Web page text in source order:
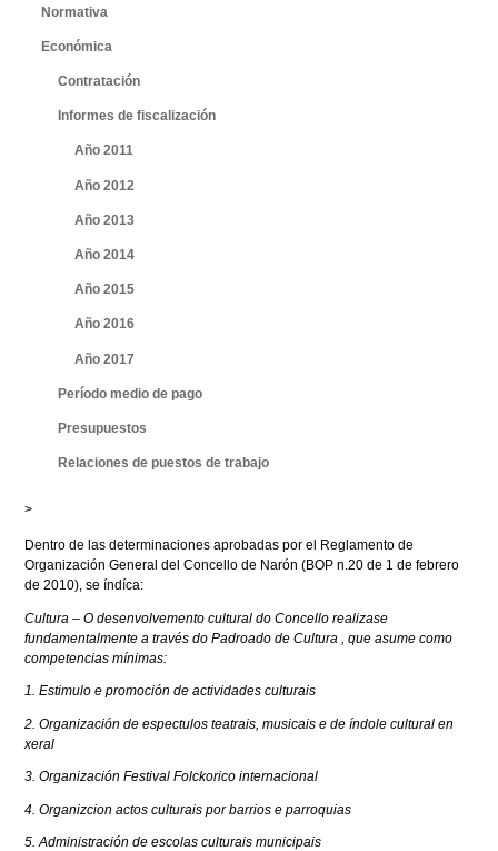
Normativa
Económica
Contratación
Informes de fiscalización
Año 2011
Año 2012
Año 2013
Año 2014
Año 2015
Año 2016
Año 2017
Período medio de pago
Presupuestos
Relaciones de puestos de trabajo
>
Dentro de las determinaciones aprobadas por el Reglamento de
Organización General del Concello de Narón (BOP n.20 de 1 de febrero
de 2010), se índíca:
Cultura – O desenvolvemento cultural do Concello realizase
fundamentalmente a través do Padroado de Cultura , que asume como
competencias mínimas:
1. Estimulo e promoción de actividades culturais
2. Organización de espectulos teatrais, musicais e de índole cultural en
xeral
3. Organización Festival Folckorico internacional
4. Organizcion actos culturais por barrios e parroquias
5. Administración de escolas culturais municipais